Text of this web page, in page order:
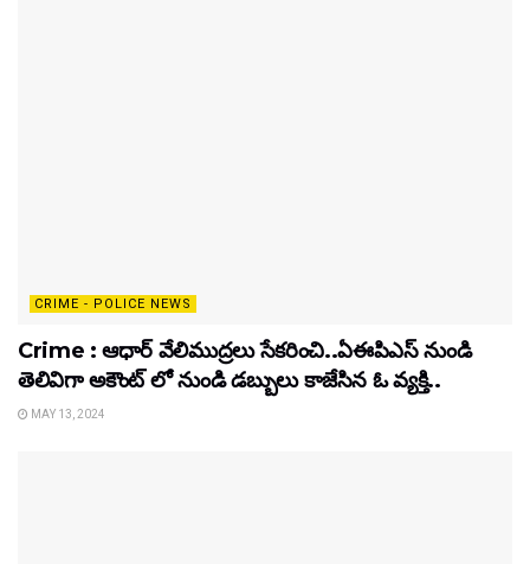
CRIME - POLICE NEWS
Crime : ఆధార్ వేలిముద్రలు సేకరించి..ఏఈపిఎస్ నుండి
తెలివిగా అకౌంట్ లో నుండి డబ్బులు కాజేసిన ఓ వ్యక్తి..
MAY 13, 2024